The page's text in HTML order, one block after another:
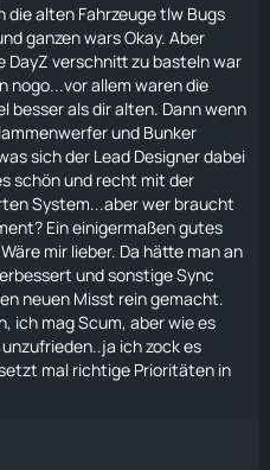
die alten Fahrzeuge tlw Bugs
ganzen wars Okay. Aber
DayZ verschnitt zu basteln war
nogo...vor allem waren die
besser als dir alten. Dann wenn
und Bunker
sich der Lead Designer dabei
schön und recht mit der
System...aber wer braucht
Ein einigermaßen gutes
mir lieber. Da hätte man an
und sonstige Sync
neuen Misst rein gemacht.
ich mag Scum, aber wie es
ich zock es
mal richtige Prioritäten in